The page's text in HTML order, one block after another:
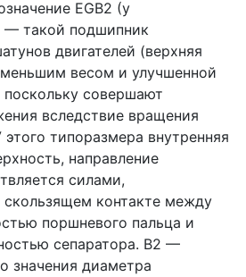
EGB2 (у
— такой подшипник
двигателей (верхняя
меньшим весом и улучшенной
совершают
вследствие вращения
этого типоразмера внутренняя
направление
силами,
контакте между
поршневого пальца и
сепаратора. B2 —
значения диаметра